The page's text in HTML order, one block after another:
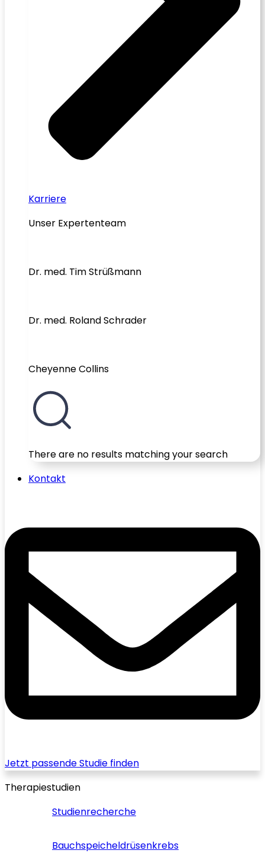
Karriere
Unser Expertenteam
Dr. med. Tim Strüßmann
Dr. med. Roland Schrader
Cheyenne Collins
There are no results matching your search
Kontakt
Jetzt passende Studie finden
Therapiestudien
Studienrecherche
Bauchspeicheldrüsenkrebs